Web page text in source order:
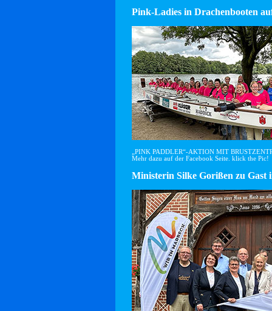
Pink-Ladies in Drachenbooten
„PINK PADDLER“-AKTION MIT
Mehr dazu auf der Facebook Seite. klick the Pic!
Ministerin Silke Gorißen zu Gast